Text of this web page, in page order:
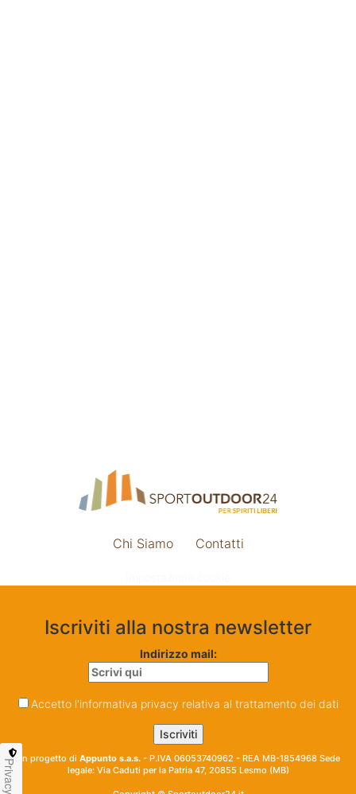
Chi Siamo Contatti
Iscriviti alla nostra newsletter
Indirizzo mail:
Accetto l'informativa privacy relativa al trattamento dei dati
Un progetto di Appunto s.a.s. - P.IVA 06053740962 - REA MB-1854968 Sede
legale: Via Caduti per la Patria 47, 20855 Lesmo (MB)
Privacy